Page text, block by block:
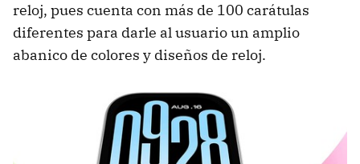
reloj, pues cuenta con más de 100 carátulas
diferentes para darle al usuario un amplio
abanico de colores y diseños de reloj.